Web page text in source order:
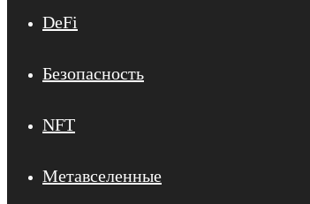
DeFi
Безопасность
NFT
Метавселенные